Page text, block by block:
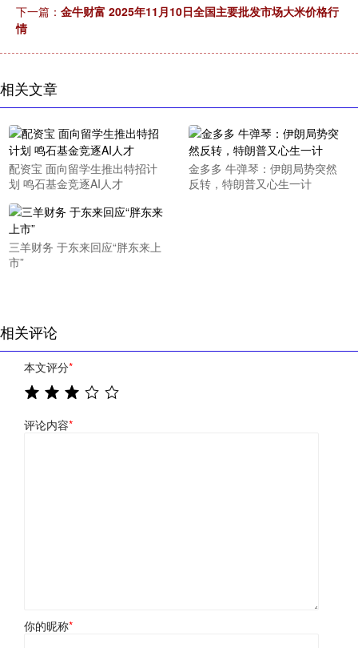
下一篇： 金牛财富 2025年11月10日全国主要批发市场大米价格行
情
相关文章
配资宝 面向留学生推出特招计
划 鸣石基金竞逐AI人才
金多多 牛弹琴：伊朗局势突然
反转，特朗普又心生一计
三羊财务 于东来回应“胖东来上
市”
相关评论
本文评分*
评论内容*
你的昵称*